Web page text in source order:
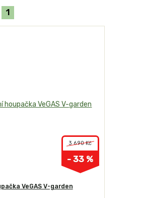
1
3 690 Kč
- 33 %
VeGAS V-garden